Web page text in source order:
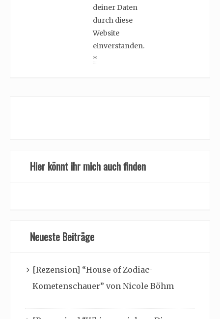
deiner Daten
durch diese
Website
einverstanden.
*
Hier könnt ihr mich auch finden
Neueste Beiträge
[Rezension] “House of Zodiac-
Kometenschauer” von Nicole Böhm